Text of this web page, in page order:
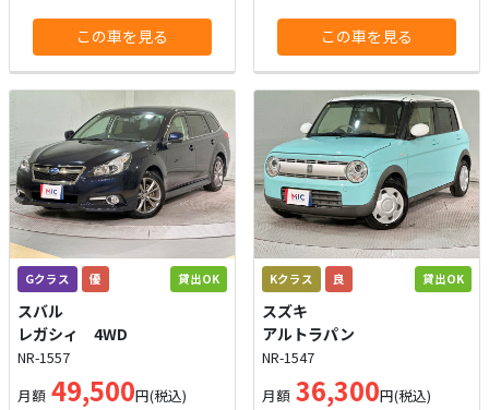
この車を見る この車を見る
Gクラス 優 貸出OK
スバル
レガシィ 4WD
NR-1557
月額 49,500円(税込)
Kクラス 良 貸出OK
スズキ
アルトラパン
NR-1547
月額 36,300円(税込)